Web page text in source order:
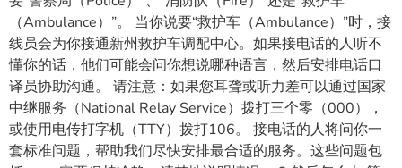
（Ambulance）”。 当你说要“救护车（Ambulance）”时，接
线员会为你接通新州救护车调配中心。如果接电话的人听不
懂你的话，他们可能会问你想说哪种语言，然后安排电话口
译员协助沟通。 请注意：如果您耳聋或听力差可以通过国家
中继服务（National Relay Service）拨打三个零（000），
或使用电传打字机（TTY）拨打106。 接电话的人将问你一
套标准问题，帮助我们尽快安排最合适的服务。这些问题包